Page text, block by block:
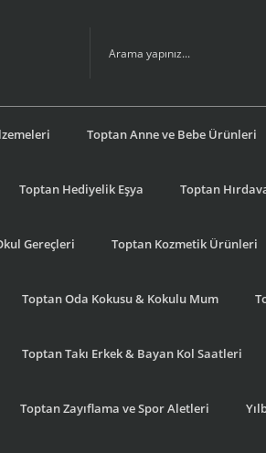
Toptan Anne ve Bebe Ürünleri
Toptan Hediyelik Eşya Toptan
Gereçleri Toptan Kozmetik Ürünleri
Toptan Oda Kokusu & Kokulu Mum
Toptan Takı Erkek & Bayan Kol Saatleri
Toptan Zayıflama ve Spor Aletleri